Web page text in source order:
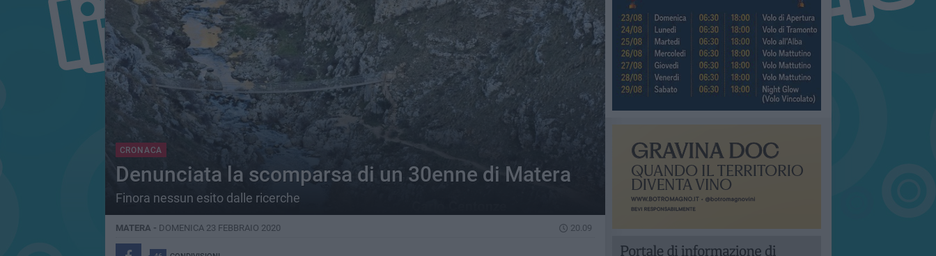
CRONACA
Denunciata la scomparsa di un 30enne di Matera
Finora nessun esito dalle ricerche
MATERA - DOMENICA 23 FEBBRAIO 2020 20.09